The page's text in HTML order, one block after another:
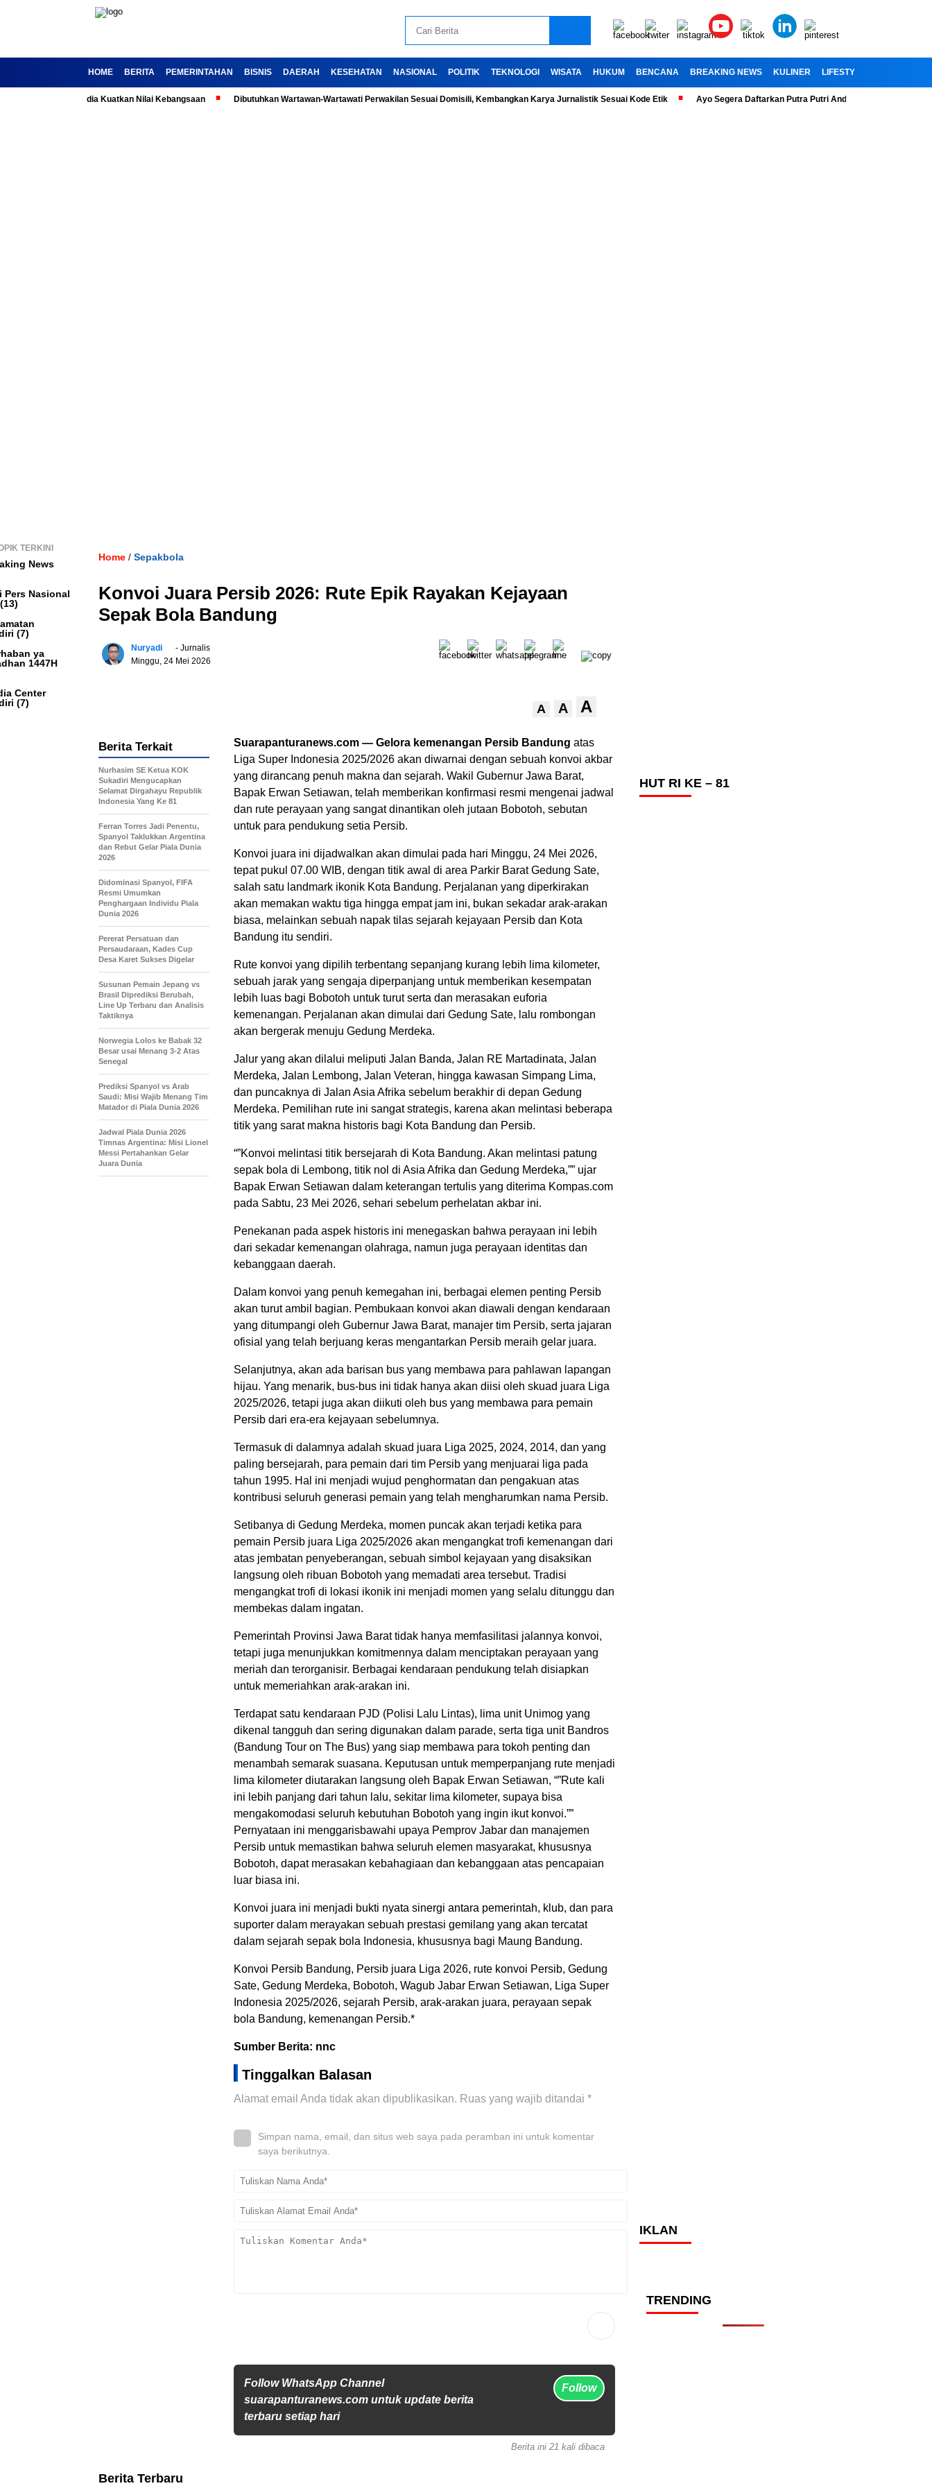
HOME BERITA PEMERINTAHAN BISNIS DAERAH KESEHATAN NASIONAL POLITIK TEKNOLOGI WISATA HUKUM BENCANA BREAKING NEWS KULINER LIFESTYLE
Ajak Media Kuatkan Nilai Kebangsaan Dibutuhkan Wartawan-Wartawati Perwakilan Sesuai Domisili, Kembangkan Karya Jurnalistik Sesuai Kode Etik Ayo Segera Daftarkan Putra Putri Anda” Telah Dibuka
TERKINI
News
Pers Nasional
(7)
ya
1447H
Center
(7)
Home / Sepakbola
Konvoi Juara Persib 2026: Rute Epik Rayakan Kejayaan
Sepak Bola Bandung
Nuryadi
- Jurnalis
Minggu, 24 Mei 2026
A A A
Suarapanturanews.com — Gelora kemenangan Persib Bandung atas
Liga Super Indonesia 2025/2026 akan diwarnai dengan sebuah konvoi akbar
yang dirancang penuh makna dan sejarah. Wakil Gubernur Jawa Barat,
Bapak Erwan Setiawan, telah memberikan konfirmasi resmi mengenai jadwal
dan rute perayaan yang sangat dinantikan oleh jutaan Bobotoh, sebutan
untuk para pendukung setia Persib.
Konvoi juara ini dijadwalkan akan dimulai pada hari Minggu, 24 Mei 2026,
tepat pukul 07.00 WIB, dengan titik awal di area Parkir Barat Gedung Sate,
salah satu landmark ikonik Kota Bandung. Perjalanan yang diperkirakan
akan memakan waktu tiga hingga empat jam ini, bukan sekadar arak-arakan
biasa, melainkan sebuah napak tilas sejarah kejayaan Persib dan Kota
Bandung itu sendiri.
Rute konvoi yang dipilih terbentang sepanjang kurang lebih lima kilometer,
sebuah jarak yang sengaja diperpanjang untuk memberikan kesempatan
lebih luas bagi Bobotoh untuk turut serta dan merasakan euforia
kemenangan. Perjalanan akan dimulai dari Gedung Sate, lalu rombongan
akan bergerak menuju Gedung Merdeka.
Jalur yang akan dilalui meliputi Jalan Banda, Jalan RE Martadinata, Jalan
Merdeka, Jalan Lembong, Jalan Veteran, hingga kawasan Simpang Lima,
dan puncaknya di Jalan Asia Afrika sebelum berakhir di depan Gedung
Merdeka. Pemilihan rute ini sangat strategis, karena akan melintasi beberapa
titik yang sarat makna historis bagi Kota Bandung dan Persib.
“”Konvoi melintasi titik bersejarah di Kota Bandung. Akan melintasi patung
sepak bola di Lembong, titik nol di Asia Afrika dan Gedung Merdeka,”” ujar
Bapak Erwan Setiawan dalam keterangan tertulis yang diterima Kompas.com
pada Sabtu, 23 Mei 2026, sehari sebelum perhelatan akbar ini.
Penekanan pada aspek historis ini menegaskan bahwa perayaan ini lebih
dari sekadar kemenangan olahraga, namun juga perayaan identitas dan
kebanggaan daerah.
Dalam konvoi yang penuh kemegahan ini, berbagai elemen penting Persib
akan turut ambil bagian. Pembukaan konvoi akan diawali dengan kendaraan
yang ditumpangi oleh Gubernur Jawa Barat, manajer tim Persib, serta jajaran
ofisial yang telah berjuang keras mengantarkan Persib meraih gelar juara.
Selanjutnya, akan ada barisan bus yang membawa para pahlawan lapangan
hijau. Yang menarik, bus-bus ini tidak hanya akan diisi oleh skuad juara Liga
2025/2026, tetapi juga akan diikuti oleh bus yang membawa para pemain
Persib dari era-era kejayaan sebelumnya.
Termasuk di dalamnya adalah skuad juara Liga 2025, 2024, 2014, dan yang
paling bersejarah, para pemain dari tim Persib yang menjuarai liga pada
tahun 1995. Hal ini menjadi wujud penghormatan dan pengakuan atas
kontribusi seluruh generasi pemain yang telah mengharumkan nama Persib.
Setibanya di Gedung Merdeka, momen puncak akan terjadi ketika para
pemain Persib juara Liga 2025/2026 akan mengangkat trofi kemenangan dari
atas jembatan penyeberangan, sebuah simbol kejayaan yang disaksikan
langsung oleh ribuan Bobotoh yang memadati area tersebut. Tradisi
mengangkat trofi di lokasi ikonik ini menjadi momen yang selalu ditunggu dan
membekas dalam ingatan.
Pemerintah Provinsi Jawa Barat tidak hanya memfasilitasi jalannya konvoi,
tetapi juga menunjukkan komitmennya dalam menciptakan perayaan yang
meriah dan terorganisir. Berbagai kendaraan pendukung telah disiapkan
untuk memeriahkan arak-arakan ini.
Terdapat satu kendaraan PJD (Polisi Lalu Lintas), lima unit Unimog yang
dikenal tangguh dan sering digunakan dalam parade, serta tiga unit Bandros
(Bandung Tour on The Bus) yang siap membawa para tokoh penting dan
menambah semarak suasana. Keputusan untuk memperpanjang rute menjadi
lima kilometer diutarakan langsung oleh Bapak Erwan Setiawan, “”Rute kali
ini lebih panjang dari tahun lalu, sekitar lima kilometer, supaya bisa
mengakomodasi seluruh kebutuhan Bobotoh yang ingin ikut konvoi.””
Pernyataan ini menggarisbawahi upaya Pemprov Jabar dan manajemen
Persib untuk memastikan bahwa seluruh elemen masyarakat, khususnya
Bobotoh, dapat merasakan kebahagiaan dan kebanggaan atas pencapaian
luar biasa ini.
Konvoi juara ini menjadi bukti nyata sinergi antara pemerintah, klub, dan para
suporter dalam merayakan sebuah prestasi gemilang yang akan tercatat
dalam sejarah sepak bola Indonesia, khususnya bagi Maung Bandung.
Konvoi Persib Bandung, Persib juara Liga 2026, rute konvoi Persib, Gedung
Sate, Gedung Merdeka, Bobotoh, Wagub Jabar Erwan Setiawan, Liga Super
Indonesia 2025/2026, sejarah Persib, arak-arakan juara, perayaan sepak
bola Bandung, kemenangan Persib.*
Sumber Berita: nnc
Tinggalkan Balasan
Alamat email Anda tidak akan dipublikasikan. Ruas yang wajib ditandai *
Simpan nama, email, dan situs web saya pada peramban ini untuk komentar
saya berikutnya.
Follow WhatsApp Channel
suarapanturanews.com untuk update berita
terbaru setiap hari
Follow
Berita Terkait
Nurhasim SE Ketua KOK
Sukadiri Mengucapkan
Selamat Dirgahayu Republik
Indonesia Yang Ke 81
Ferran Torres Jadi Penentu,
Spanyol Taklukkan Argentina
dan Rebut Gelar Piala Dunia
2026
Didominasi Spanyol, FIFA
Resmi Umumkan
Penghargaan Individu Piala
Dunia 2026
Pererat Persatuan dan
Persaudaraan, Kades Cup
Desa Karet Sukses Digelar
Susunan Pemain Jepang vs
Brasil Diprediksi Berubah,
Line Up Terbaru dan Analisis
Taktiknya
Norwegia Lolos ke Babak 32
Besar usai Menang 3-2 Atas
Senegal
Prediksi Spanyol vs Arab
Saudi: Misi Wajib Menang Tim
Matador di Piala Dunia 2026
Jadwal Piala Dunia 2026
Timnas Argentina: Misi Lionel
Messi Pertahankan Gelar
Juara Dunia
Berita ini 21 kali dibaca
Berita Terbaru
HUT RI KE – 81
IKLAN
TRENDING